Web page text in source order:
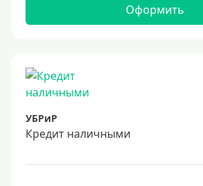
Оформить
УБРиР
Кредит наличными